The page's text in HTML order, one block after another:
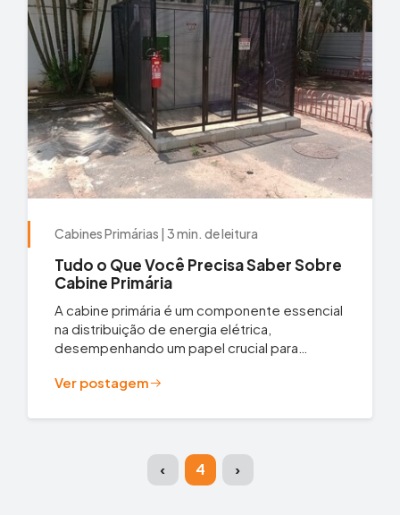
Cabines Primárias | 3 min. de leitura
Tudo o Que Você Precisa Saber Sobre
Cabine Primária
A cabine primária é um componente essencial
na distribuição de energia elétrica,
desempenhando um papel crucial para
segura e...
Ver postagem
‹ 4(current)
›